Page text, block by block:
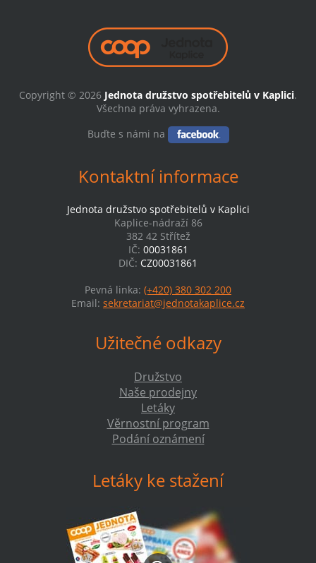
Copyright © 2026 Jednota družstvo spotřebitelů v Kaplici.
Všechna práva vyhrazena.
Buďte s námi na
Kontaktní informace
Jednota družstvo spotřebitelů v Kaplici
Kaplice-nádraží 86
382 42 Střítež
IČ: 00031861
DIČ: CZ00031861
Pevná linka: (+420) 380 302 200
Email: sekretariat@jednotakaplice.cz
Užitečné odkazy
Družstvo
Naše prodejny
Letáky
Věrnostní program
Podání oznámení
Letáky ke stažení